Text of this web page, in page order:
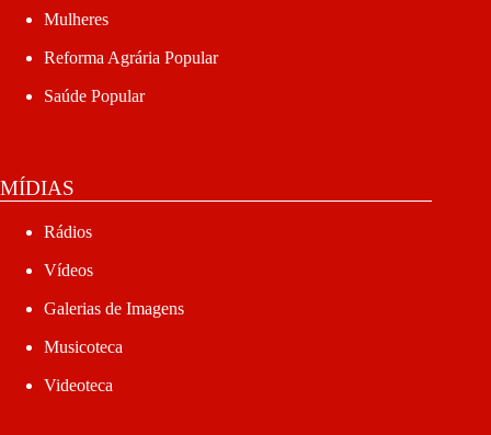
Mulheres
Reforma Agrária Popular
Saúde Popular
MÍDIAS
Rádios
Vídeos
Galerias de Imagens
Musicoteca
Videoteca